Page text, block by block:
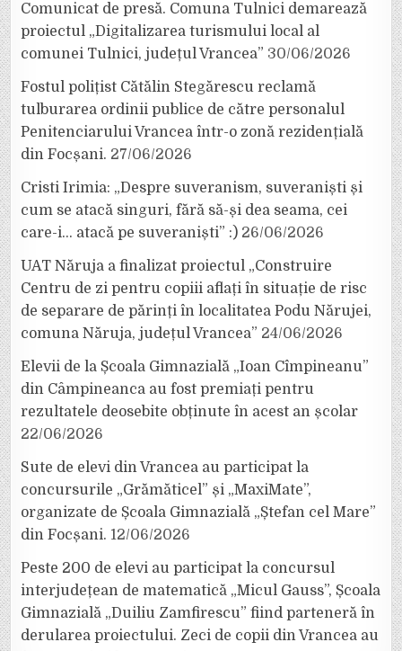
Comunicat de presă. Comuna Tulnici demarează
proiectul „Digitalizarea turismului local al
comunei Tulnici, județul Vrancea” 30/06/2026
Fostul polițist Cătălin Stegărescu reclamă
tulburarea ordinii publice de către personalul
Penitenciarului Vrancea într-o zonă rezidențială
din Focșani. 27/06/2026
Cristi Irimia: „Despre suveranism, suveraniști și
cum se atacă singuri, fără să-și dea seama, cei
care-i… atacă pe suveraniști” :) 26/06/2026
UAT Năruja a finalizat proiectul „Construire
Centru de zi pentru copiii aflați în situație de risc
de separare de părinți în localitatea Podu Nărujei,
comuna Năruja, județul Vrancea” 24/06/2026
Elevii de la Școala Gimnazială „Ioan Cîmpineanu”
din Câmpineanca au fost premiați pentru
rezultatele deosebite obținute în acest an școlar
22/06/2026
Sute de elevi din Vrancea au participat la
concursurile „Grămăticel” și „MaxiMate”,
organizate de Școala Gimnazială „Ștefan cel Mare”
din Focșani. 12/06/2026
Peste 200 de elevi au participat la concursul
interjudețean de matematică „Micul Gauss”, Școala
Gimnazială „Duiliu Zamfirescu” fiind parteneră în
derularea proiectului. Zeci de copii din Vrancea au